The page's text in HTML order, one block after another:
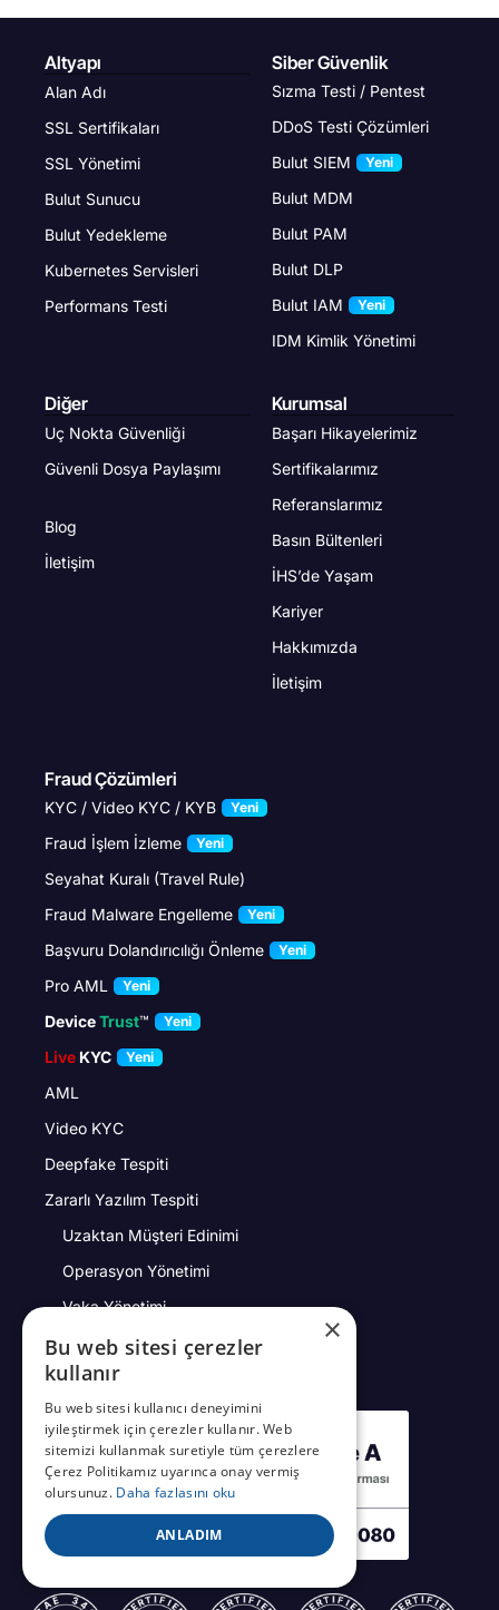
Altyapı
Alan Adı
SSL Sertifikaları
SSL Yönetimi
Bulut Sunucu
Bulut Yedekleme
Kubernetes Servisleri
Performans Testi
Siber Güvenlik
Sızma Testi / Pentest
DDoS Testi Çözümleri
Bulut SIEM
Yeni
Bulut MDM
Bulut PAM
Bulut DLP
Bulut IAM
Yeni
IDM Kimlik Yönetimi
Diğer
Uç Nokta Güvenliği
Güvenli Dosya Paylaşımı
Blog
İletişim
Kurumsal
Başarı Hikayelerimiz
Sertifikalarımız
Referanslarımız
Basın Bültenleri
İHS’de Yaşam
Kariyer
Hakkımızda
İletişim
Fraud Çözümleri
KYC / Video KYC / KYB Yeni
Fraud İşlem İzleme Yeni
Seyahat Kuralı (Travel Rule)
Fraud Malware Engelleme
Yeni
Başvuru Dolandırıcılığı Önleme Yeni
Pro AML Yeni
DeviceTrust™ Yeni
Live KYC Yeni
AML
Video KYC
Deepfake Tespiti
Zararlı Yazılım Tespiti
Uzaktan Müşteri Edinimi
Operasyon Yönetimi
Vaka Yönetimi
Yüz Tanıma
×
Bu web sitesi çerezler
kullanır
Bu web sitesi kullanıcı deneyimini
iyileştirmek için çerezler kullanır. Web
sitemizi kullanmak suretiyle tüm çerezlere
Çerez Politikamız uyarınca onay vermiş
olursunuz. Daha fazlasını oku
ANLADIM